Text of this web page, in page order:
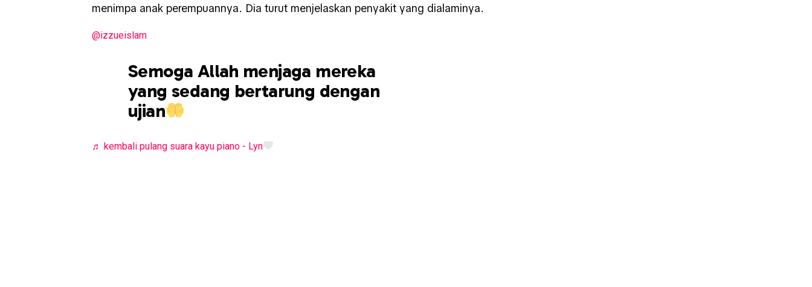
menimpa anak perempuannya. Dia turut menjelaskan penyakit yang dialaminya.
@izzueislam
Semoga Allah menjaga mereka
yang sedang bertarung dengan
ujian
♬ kembali pulang suara kayu piano - Lyn